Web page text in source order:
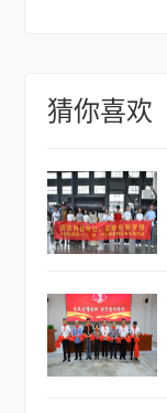
猜你喜欢